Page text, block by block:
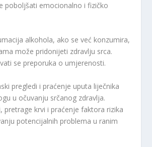
poboljšati emocionalno i fizičko
alkohola, ako se već konzumira,
može pridonijeti zdravlju srca.
se preporuka o umjerenosti.
pregledi i praćenje uputa liječnika
u očuvanju srčanog zdravlja.
pretrage krvi i praćenje faktora rizika
potencijalnih problema u ranim